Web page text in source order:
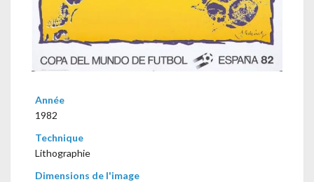
Année
1982
Technique
Lithographie
Dimensions de l'image